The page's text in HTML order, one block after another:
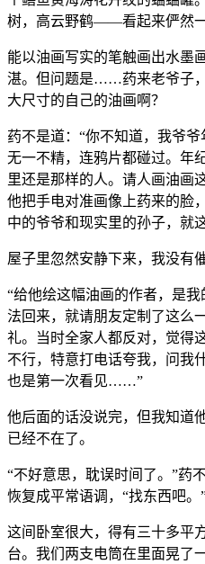
树，高云野鹤——看起来俨然一
能以油画写实的笔触画出水墨
湛。但问题是……药来老爷子
大尺寸的自己的油画啊？
药不是道：“你不知道，我爷
无一不精，连鸦片都碰过。年
里还是那样的人。请人画油画
他把手电对准画像上药来的脸
中的爷爷和现实里的孙子，就
屋子里忽然安静下来，我没有
“给他绘这幅油画的作者，是
法回来，就请朋友定制了这么
礼。当时全家人都反对，觉得
不行，特意打电话夸我，问我
也是第一次看见……”
他后面的话没说完，但我知道
已经不在了。
“不好意思，耽误时间了。”药
恢复成平常语调，“找东西吧。
这间卧室很大，得有三十多平
台。我们两支电筒在里面晃了